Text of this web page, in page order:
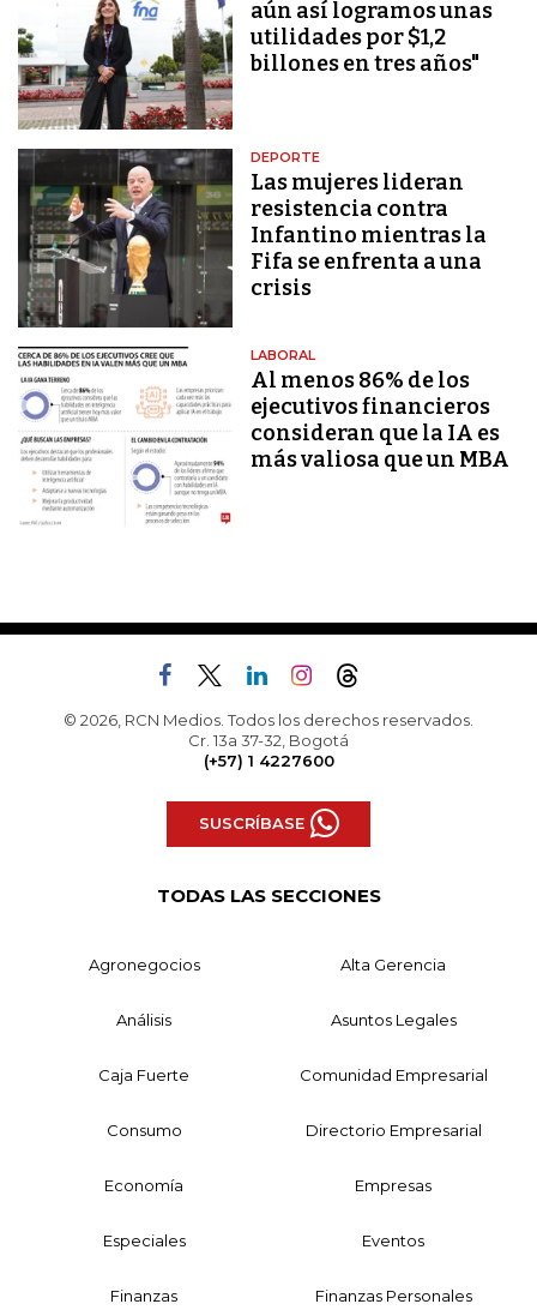
aún así logramos unas
utilidades por $1,2
billones en tres años"
DEPORTE
Las mujeres lideran
resistencia contra
Infantino mientras la
Fifa se enfrenta a una
crisis
LABORAL
Al menos 86% de los
ejecutivos financieros
consideran que la IA es
más valiosa que un MBA
© 2026, RCN Medios. Todos los derechos reservados.
Cr. 13a 37-32, Bogotá
(+57) 1 4227600
SUSCRÍBASE
TODAS LAS SECCIONES
Agronegocios Alta Gerencia
Análisis Asuntos Legales
Caja Fuerte Comunidad Empresarial
Consumo Directorio Empresarial
Economía Empresas
Especiales Eventos
Finanzas Finanzas Personales